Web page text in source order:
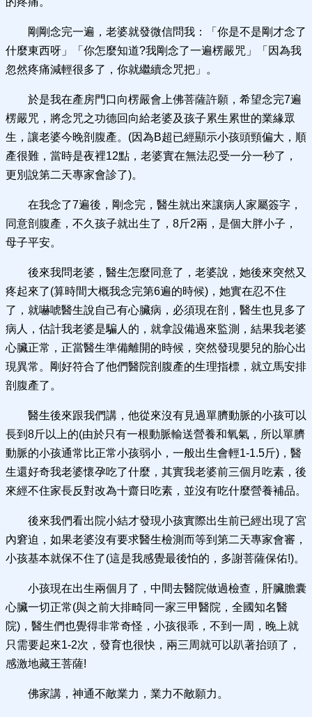
剛剛念完一遍，老婆就發微信問我：「你是不是剛才念了
什麼東西呀」「你怎麼知道?我剛念了一遍楞嚴咒」「因為我
忽然疼痛減輕很多了，你就繼續念咒把」。
於是我在產房門口向楞嚴會上佛菩薩許願，希望念完7遍
楞嚴咒，將念咒之功德回向給老婆及孩子累生累世的業緣眾
生，讓老婆今晚剖腹產。(因為B超已經顯示小孩頭頸偏大，順
產很難，當時是夜裡12點，老婆實在無法忍受一分一秒了，
更別說第二天專家會診了)。
在我念了7遍後，剛念完，醫生就出來讓病人家屬簽字，
同意剖腹產，不久孩子就出生了，8斤2兩，是個大胖小子，
母子平安。
後來我問老婆，醫生怎麼同意了，老婆說，她後來突然又
疼起來了(算時間大概我念完第6遍的時候)，她實在忍不住
了，就嚇唬醫生說自己有心臟病，必須現在剖，醫生也見多了
病人，估計我老婆是騙人的，就拿設備過來監測，結果我老婆
心臟正常，正當醫生準備離開的時候，突然發現嬰兒的胎心出
現異常。剛好符合了他們醫院剖腹產的生理指標，就立馬安排
剖腹產了。
醫生後來跟我們講，他從來沒有見過單臍動脈的小孩可以
長到8斤以上的(由於只有一根動脈輸送營養和氧氣，所以單臍
動脈的小孩通常比正常小孩弱小，一般出生會輕1-1.5斤)，醫
生還好奇我老婆懷孕吃了什麼，其實我老婆前三個月吃素，後
來經不住家長反對改為十齋日吃素，並沒有吃什麼營養補品。
後來我們看出院小結才發現小孩實際出生前已經出現了宮
內窘迫，如果老婆沒有要求醫生檢測而等到第二天專家會審，
小孩基本就保不住了(這是我感覺最後怕的，多謝菩薩保佑!)。
小孩現在出生兩個月了，中間去醫院做過檢查，肝臟膽囊
心臟一切正常(與之前大排畸同一家三甲醫院，全國知名醫
院)，醫生們也覺得非常奇怪，小孩很乖，不到一周，晚上就
只需要起來1-2次，發育也很快，兩三周就可以趴著抬頭了，
感激地藏王菩薩!
佛家講，神通不敵業力，業力不敵願力。